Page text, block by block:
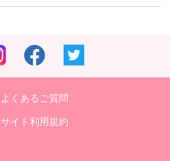
よくあるご質問
サイト利用規約